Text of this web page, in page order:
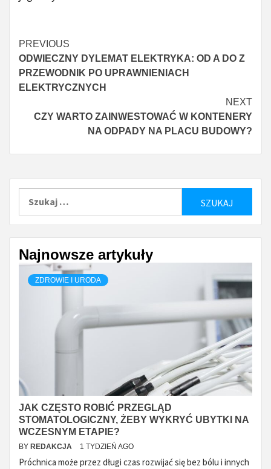
Continue
Reading
PREVIOUS
ODWIECZNY DYLEMAT ELEKTRYKA: OD A DO Z
PRZEWODNIK PO UPRAWNIENIACH
ELEKTRYCZNYCH
NEXT
CZY WARTO ZAINWESTOWAĆ W KONTENERY
NA ODPADY NA PLACU BUDOWY?
Najnowsze artykuły
ZDROWIE I URODA
JAK CZĘSTO ROBIĆ PRZEGLĄD
STOMATOLOGICZNY, ŻEBY WYKRYĆ UBYTKI NA
WCZESNYM ETAPIE?
BY REDAKCJA 1 TYDZIEŃ AGO
Próchnica może przez długi czas rozwijać się bez bólu i innych